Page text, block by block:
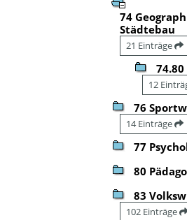
74
Städtebau
21 Einträge
12
76
14 Einträge
77
80
83
102 Einträge